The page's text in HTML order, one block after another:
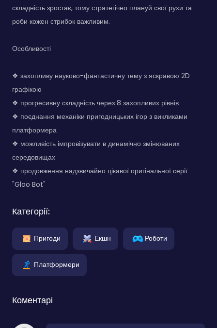
складність зростає, тому стратегічно плануй свої рухи та
роби кожен стрибок важливим.
Особливості
❖ захопливу науково-фантастичну тему з яскравою 2D
графікою
❖ прогресивну складність через 8 захопливих рівнів
❖ поєднання механіки пригодницьких ігор з викликами
платформера
❖ можливість імпровізувати в динамічно змінюваних
середовищах
❖ продовження надзвичайно цікавої оригінальної серії
"Gloo Bot"
Категорії:
Пригоди Екшн Роботи
Платформери
Коментарі